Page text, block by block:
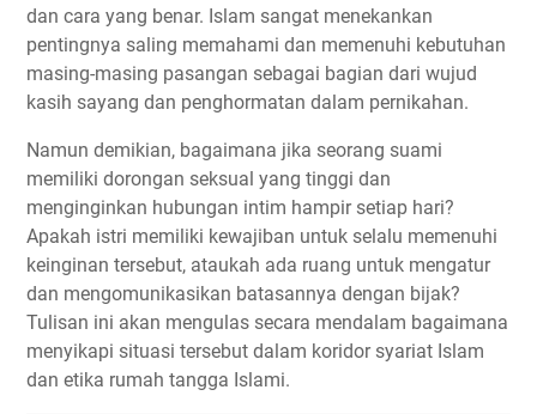
dan cara yang benar. Islam sangat menekankan
pentingnya saling memahami dan memenuhi kebutuhan
masing-masing pasangan sebagai bagian dari wujud
kasih sayang dan penghormatan dalam pernikahan.
Namun demikian, bagaimana jika seorang suami
memiliki dorongan seksual yang tinggi dan
menginginkan hubungan intim hampir setiap hari?
Apakah istri memiliki kewajiban untuk selalu memenuhi
keinginan tersebut, ataukah ada ruang untuk mengatur
dan mengomunikasikan batasannya dengan bijak?
Tulisan ini akan mengulas secara mendalam bagaimana
menyikapi situasi tersebut dalam koridor syariat Islam
dan etika rumah tangga Islami.